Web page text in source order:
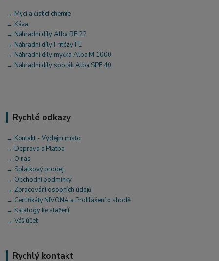
→ Mycí a čistící chemie
→ Káva
→ Náhradní díly Alba RE 22
→ Náhradní díly Fritézy FE
→ Náhradní díly myčka Alba M 1000
→ Náhradní díly sporák Alba SPE 40
Rychlé odkazy
→ Kontakt - Výdejní místo
→ Doprava a Platba
→ O nás
→ Splátkový prodej
→ Obchodní podmínky
→ Zpracování osobních údajů
→ Certifikáty NIVONA a Prohlášení o shodě
→ Katalogy ke stažení
→ Váš účet
Rychlý kontakt